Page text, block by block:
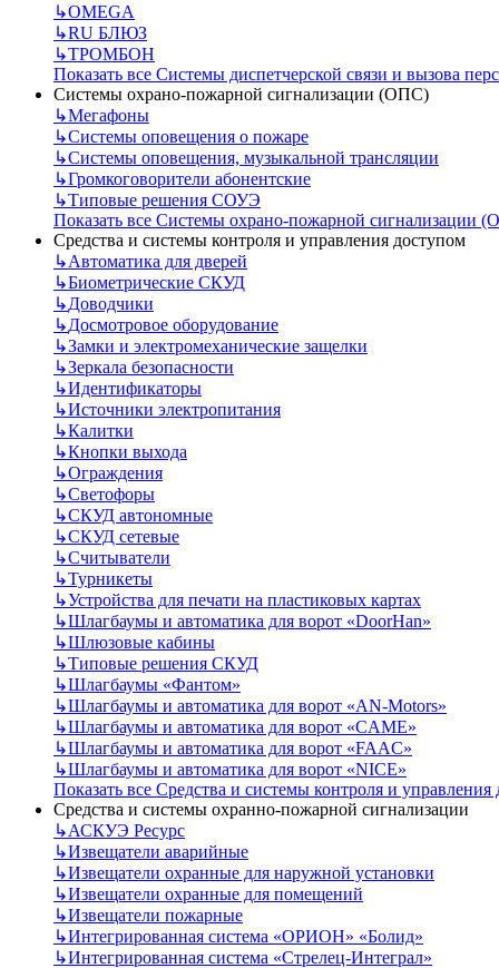
↳OMEGA
↳RU БЛЮЗ
↳ТРОМБОН
Показать все Системы диспетчерской связи и вызова
Системы охрано-пожарной сигнализации (ОПС)
↳Мегафоны
↳Системы оповещения о пожаре
↳Системы оповещения, музыкальной трансляции
↳Громкоговорители абонентские
↳Типовые решения СОУЭ
Показать все Системы охрано-пожарной сигнализации
Средства и системы контроля и управления доступом
↳Автоматика для дверей
↳Биометрические СКУД
↳Доводчики
↳Досмотровое оборудование
↳Замки и электромеханические защелки
↳Зеркала безопасности
↳Идентификаторы
↳Источники электропитания
↳Калитки
↳Кнопки выхода
↳Ограждения
↳Светофоры
↳СКУД автономные
↳СКУД сетевые
↳Считыватели
↳Турникеты
↳Устройства для печати на пластиковых картах
↳Шлагбаумы и автоматика для ворот «DoorHan»
↳Шлюзовые кабины
↳Типовые решения СКУД
↳Шлагбаумы «Фантом»
↳Шлагбаумы и автоматика для ворот «AN-Motors»
↳Шлагбаумы и автоматика для ворот «CAME»
↳Шлагбаумы и автоматика для ворот «FAAC»
↳Шлагбаумы и автоматика для ворот «NICE»
Показать все Средства и системы контроля и управления
Средства и системы охранно-пожарной сигнализации
↳АСКУЭ Ресурс
↳Извещатели аварийные
↳Извещатели охранные для наружной установки
↳Извещатели охранные для помещений
↳Извещатели пожарные
↳Интегрированная система «ОРИОН» «Болид»
↳Интегрированная система «Стрелец-Интеграл»